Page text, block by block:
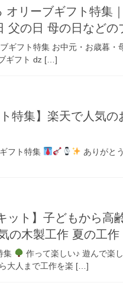
オリーブギフト特集
父の日 母の日などの
ギフト特集 お中元・お歳暮・
ブギフト ǳ […]
ト特集】楽天で人気
フト特集 ありがと
ット】子どもから
の木製工作 夏の工
集 作って楽しい♪ 遊んで楽
大人まで工作を楽 […]